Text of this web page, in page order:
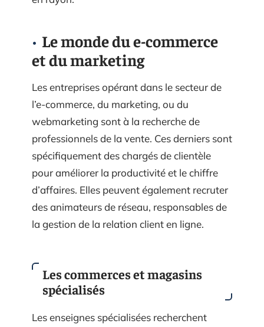
Le monde du e-commerce
et du marketing
Les entreprises opérant dans le secteur de
l’e-commerce, du marketing, ou du
webmarketing sont à la recherche de
professionnels de la vente. Ces derniers sont
spécifiquement des chargés de clientèle
pour améliorer la productivité et le chiffre
d’affaires. Elles peuvent également recruter
des animateurs de réseau, responsables de
la gestion de la relation client en ligne.
Les commerces et magasins
spécialisés
Les enseignes spécialisées recherchent